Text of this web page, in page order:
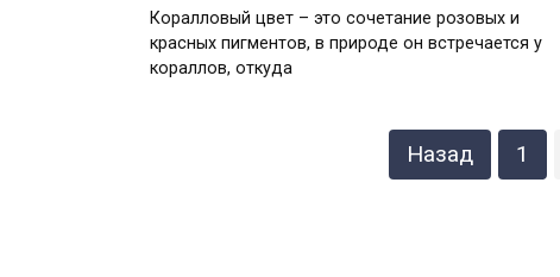
Коралловый цвет – это сочетание розовых и
красных пигментов, в природе он встречается у
кораллов, откуда
Назад 1